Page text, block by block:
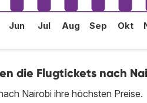
Jun Jul Aug Sep Okt
die Flugtickets nach
Nairobi ihre höchsten Preise.